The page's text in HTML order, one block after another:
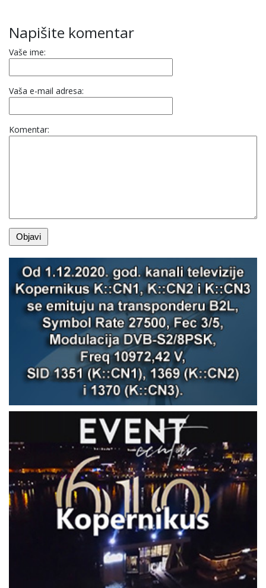
Napišite komentar
Vaše ime:
Vaša e-mail adresa:
Komentar: